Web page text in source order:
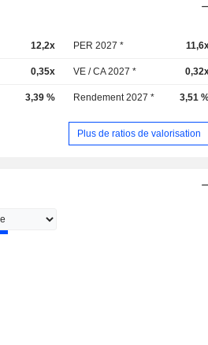
12,2x PER 2027 *
0,35x VE / CA 2027 *
3,39 % Rendement 2027 * 3,51
Plus de ratios de valorisation